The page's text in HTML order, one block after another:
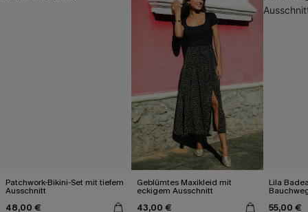
Patchwork-Bikini-Set mit tiefem
Ausschnitt
48,00 €
Geblümtes Maxikleid mit
eckigem Ausschnitt
43,00 €
Lila
55,00 €